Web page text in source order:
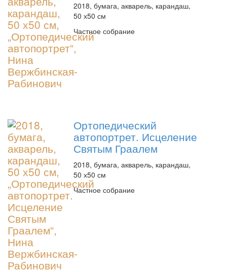
2018, бумага, акварель, карандаш,
50 х50 см
Частное собрание
Ортопедический
автопортрет. Исцеление
Святым Граалем
2018, бумага, акварель, карандаш,
50 х50 см
Частное собрание